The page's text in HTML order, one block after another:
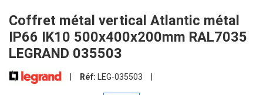
Coffret métal vertical Atlantic métal
IP66 IK10 500x400x200mm RAL7035
LEGRAND 035503
Réf: LEG-035503